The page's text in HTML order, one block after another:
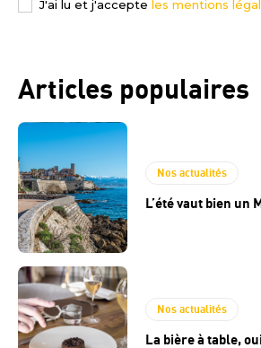
J'ai lu et j'accepte les mentions
Articles populaires
Nos actualités
L’été vaut bien un
Nos actualités
La bière à table,